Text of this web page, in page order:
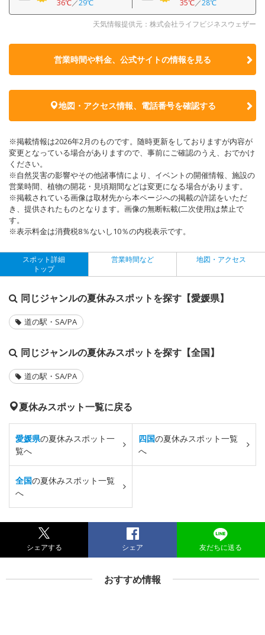
36℃／29℃ 35℃／28℃
天気情報提供元：株式会社ライフビジネスウェザー
営業時間や料金、公式サイトの情報を見る
地図・アクセス情報、電話番号を確認する
※掲載情報は2026年2月のものです。随時更新をしておりますが内容が
変更となっている場合がありますので、事前にご確認のうえ、おでかけ
ください。
※自然災害の影響やその他諸事情により、イベントの開催情報、施設の
営業時間、植物の開花・見頃期間などは変更になる場合があります。
※掲載されている画像は取材先から本ページへの掲載の許諾をいただ
き、提供されたものとなります。画像の無断転載(二次使用)は禁止で
す。
※表示料金は消費税8％ないし10％の内税表示です。
スポット詳細
トップ
営業時間など 地図・アクセス
同じジャンルの夏休みスポットを探す【愛媛県】
道の駅・SA/PA
同じジャンルの夏休みスポットを探す【全国】
道の駅・SA/PA
夏休みスポット一覧に戻る
愛媛県の夏休みスポット一
覧へ
四国の夏休みスポット一覧
へ
全国の夏休みスポット一覧
へ
シェアする シェア 友だちに送る
おすすめ情報